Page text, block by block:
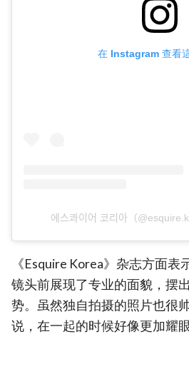
在 Instagram 查看
에스콰이어 코리아（
《Esquire Korea》杂志方面表
镜头前展现了专业的面貌，摆
势。虽然独自拍摄的照片也很
说，在一起的时候好像更加耀眼